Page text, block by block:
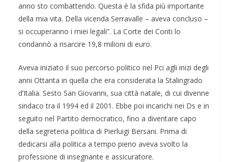
anno sto combattendo. Questa è la sfida più importante
della mia vita. Della vicenda Serravalle – aveva concluso –
si occuperanno i miei legali”. La Corte dei Conti lo
condannò a risarcire 19,8 milioni di euro.
Aveva iniziato il suo percorso politico nel Pci agli inizi degli
anni Ottanta in quella che era considerata la Stalingrado
d’Italia. Sesto San Giovanni, sua città natale, di cui divenne
sindaco tra il 1994 ed il 2001. Ebbe poi incarichi nei Ds e in
seguito nel Partito democratico, fino a diventare capo
della segreteria politica di Pierluigi Bersani. Prima di
dedicarsi alla politica a tempo pieno aveva svolto la
professione di insegnante e assicuratore.